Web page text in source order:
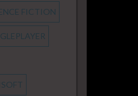
FICTION